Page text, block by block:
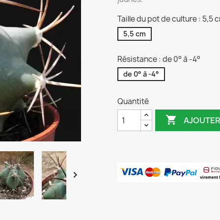

Taille du pot de culture : 5,5
5,5 cm
Résistance : de 0° à -4°
de 0° à -4°
Quantité
